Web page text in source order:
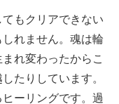
もクリアできない
れません。魂は輪
れ変わったからこ
たりしています。
ーリングです。過